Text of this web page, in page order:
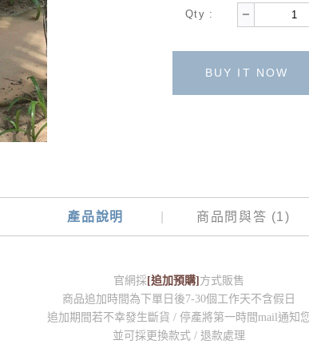
Qty :
BUY IT NOW
產品說明 商品問與答 (1)
官網採 [追加預購] 方式販售
商品追加時間為下單日後7-30個工作天不含假日
追加期間若不幸發生斷貨 / 停產將第一時間mail通知
並可採更換款式 / 退款處理